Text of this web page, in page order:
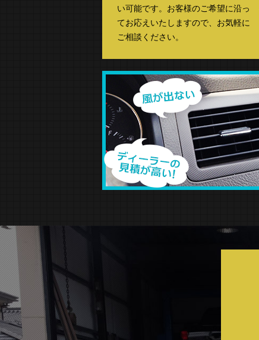
い可能です。お客様のご希望に沿っ
てお応えいたしますので、お気軽に
ご相談ください。